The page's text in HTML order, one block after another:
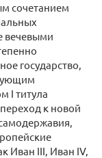
сочетанием
вечевыми
государство,
I титула
к новой
Иван III, Иван IV,